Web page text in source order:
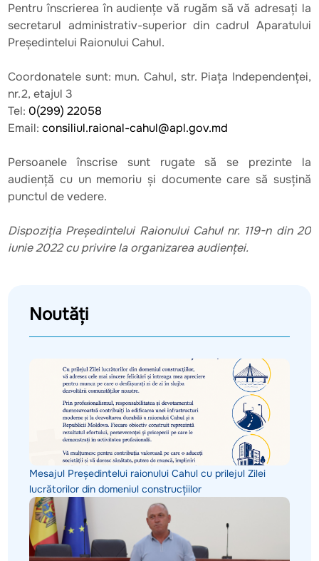
Pentru înscrierea în audienţe vă rugăm să vă adresaţi la
secretarul administrativ-superior din cadrul Aparatului
Președintelui Raionului Cahul.
Coordonatele sunt: mun. Cahul, str. Piața Independenței,
nr.2, etajul 3
Tel: 0(299) 22058
Email:consiliul.raional-cahul@apl.gov.md
Persoanele înscrise sunt rugate să se prezinte la
audienţă cu un memoriu şi documente care să susţină
punctul de vedere.
Dispoziţia Preşedintelui Raionului Cahul nr. 119-n din 20
iunie 2022 cu privire la organizarea audienței.
Noutăți
Mesajul Președintelui raionului Cahul cu prilejul Zilei
lucrătorilor din domeniul construcțiilor